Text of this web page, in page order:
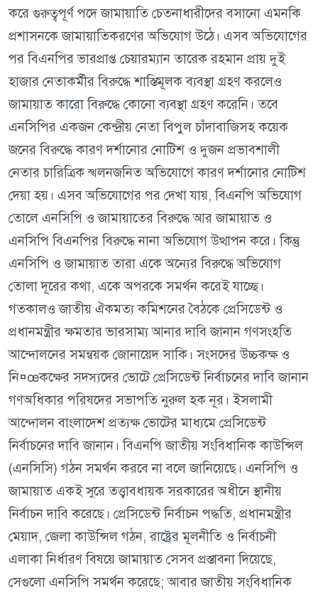
করে গুরুত্বপূর্ণ পদে জামায়াতি চেতনাধারীদের বসানো এমনকি
প্রশাসনকে জামায়াতিকরণের অভিযোগ উঠে। এসব অভিযোগের
পর বিএনপির ভারপ্রাপ্ত চেয়ারম্যান তারেক রহমান প্রায় দুই
হাজার নেতাকর্মীর বিরুদ্ধে শাস্তিমূলক ব্যবস্থা গ্রহণ করলেও
জামায়াত কারো বিরুদ্ধে কোনো ব্যবস্থা গ্রহণ করেনি। তবে
এনসিপির একজন কেন্দ্রীয় নেতা বিপুল চাঁদাবাজিসহ কয়েক
জনের বিরুদ্ধে কারণ দর্শানোর নোটিশ ও দুজন প্রভাবশালী
নেতার চারিত্রিক স্খলনজনিত অভিযোগে কারণ দর্শানোর নোটিশ
দেয়া হয়। এসব অভিযোগের পর দেখা যায়, বিএনপি অভিযোগ
তোলে এনসিপি ও জামায়াতের বিরুদ্ধে আর জামায়াত ও
এনসিপি বিএনপির বিরুদ্ধে নানা অভিযোগ উত্থাপন করে। কিন্তু
এনসিপি ও জামায়াত তারা একে অন্যের বিরুদ্ধে অভিযোগ
তোলা দূরের কথা, একে অপরকে সমর্থন করেই যাচ্ছে।
গতকালও জাতীয় ঐকমত্য কমিশনের বৈঠকে প্রেসিডেন্ট ও
প্রধানমন্ত্রীর ক্ষমতার ভারসাম্য আনার দাবি জানান গণসংহতি
আন্দোলনের সমন্বয়ক জোনায়েদ সাকি। সংসদের উচ্চকক্ষ ও
নি¤œকক্ষের সদস্যদের ভোটে প্রেসিডেন্ট নির্বাচনের দাবি জানান
গণঅধিকার পরিষদের সভাপতি নুরুল হক নূর। ইসলামী
আন্দোলন বাংলাদেশ প্রত্যক্ষ ভোটের মাধ্যমে প্রেসিডেন্ট
নির্বাচনের দাবি জানান। বিএনপি জাতীয় সংবিধানিক কাউন্সিল
(এনসিসি) গঠন সমর্থন করবে না বলে জানিয়েছে। এনসিপি ও
জামায়াত একই সুরে তত্ত্বাবধায়ক সরকারের অধীনে স্থানীয়
নির্বাচন দাবি করেছে। প্রেসিডেন্ট নির্বাচন পদ্ধতি, প্রধানমন্ত্রীর
মেয়াদ, জেলা কাউন্সিল গঠন, রাষ্ট্রের মূলনীতি ও নির্বাচনী
এলাকা নির্ধারণ বিষয়ে জামায়াত সেসব প্রস্তাবনা দিয়েছে,
সেগুলো এনসিপি সমর্থন করেছে; আবার জাতীয় সংবিধানিক